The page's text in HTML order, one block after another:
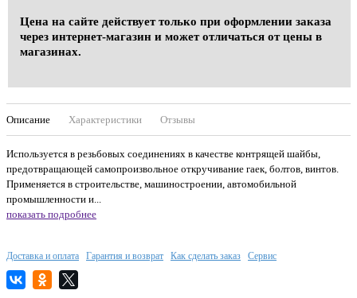
Цена на сайте действует только при оформлении заказа
через интернет-магазин и может отличаться от цены в
магазинах.
Описание Характеристики Отзывы
Используется в резьбовых соединениях в качестве контрящей шайбы,
предотвращающей самопроизвольное откручивание гаек, болтов, винтов.
Применяется в строительстве, машиностроении, автомобильной
промышленности и...
показать подробнее
Доставка и оплата Гарантия и возврат Как сделать заказ Сервис